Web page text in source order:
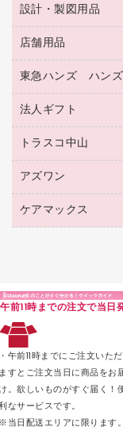
食品添加物製品
プレゼン用ファ
ファイルボック
パイプ式ファイ
その他ファイル
クリヤーホルダ
クリヤーブック
クリヤーブッ
Ｚ式ファイル
２穴リフィル・
マーキングペン
マーキングペン
ボールペン（油
ボールペン（ゲ
シャープペンシ
備品／小物ケー
透明テープ 事
電話台
針なしステープ
紙めくり
裁断機
印章用品
ラベル類
メンディングテ
メッシュケース
介護用品
医療関連用品
工事関連用品
屋外用品
設計・製図用品
設計・製図用品
店舗用品
店舗運営用品
陳列什器
紙手提げ袋
レジ・ポリ袋
ディスプレイ用
カウンター／お
東急ハンズ ハンズ
東急ハンズ
法人ギフト
高島屋
カウネットギフ
高島屋（食品・
カウネットギ
トラスコ中山
建築・作業用品
アズワン
医療・介護用品
ケアマックス
午前11時までの注文で当日
午前11時までにご注文いただ
すとご注文当日に商品をお
。欲しいものがすぐ届く！
なサービスです。
当日配送エリアに限ります。